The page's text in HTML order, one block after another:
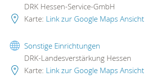
DRK Hessen-Service-GmbH
Karte: Link zur Google Maps Ansicht
Sonstige Einrichtungen
DRK-Landesverstärkung Hessen
Karte: Link zur Google Maps Ansicht